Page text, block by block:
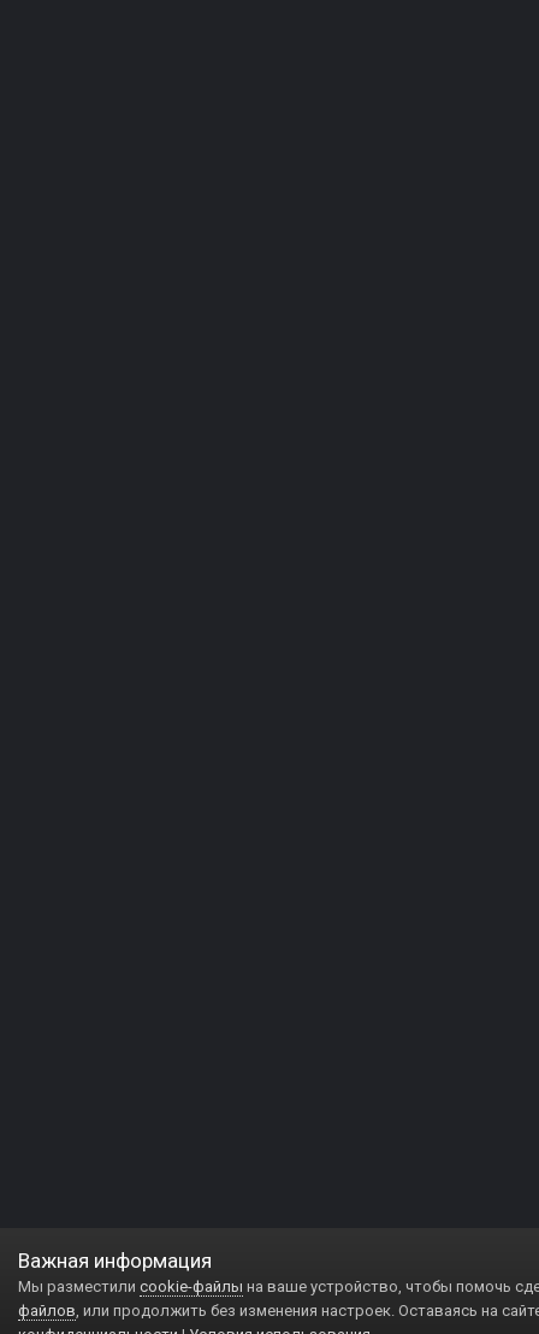
Важная информация
Мы разместили cookie-файлы на ваше устройство, чтобы помочь
файлов, или продолжить без изменения настроек. Оставаясь на